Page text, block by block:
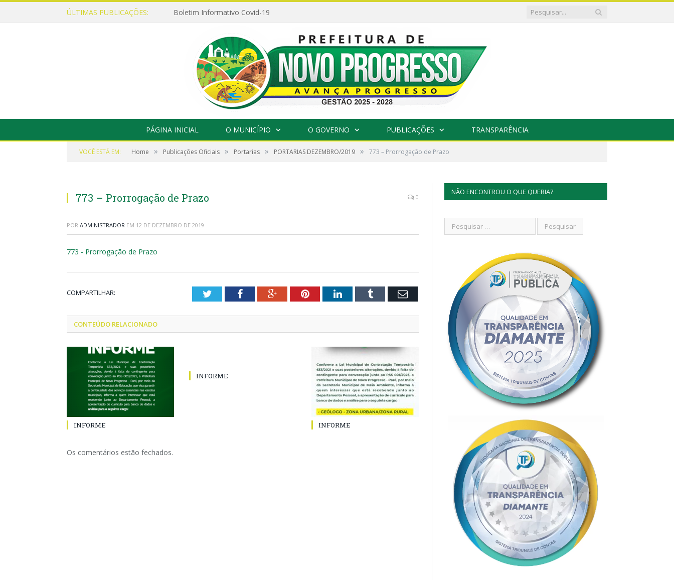
ÚLTIMAS PUBLICAÇÕES: Boletim Informativo Covid-19
PÁGINA INICIAL O MUNICÍPIO O GOVERNO PUBLICAÇÕES TRANSPARÊNCIA
VOCÊ ESTÁ EM: Home » Publicações Oficiais » Portarias » PORTARIAS DEZEMBRO/2019 » 773 – Prorrogação de Prazo
773 – Prorrogação de Prazo 0
POR ADMINISTRADOR EM 12 DE DEZEMBRO DE 2019
773 - Prorrogação de Prazo
COMPARTILHAR: TwitterFacebookGoogle+PinterestLinkedInTumblr Email
CONTEÚDO RELACIONADO
INFORME
INFORME
INFORME
Os comentários estão fechados.
NÃO ENCONTROU O QUE QUERIA?